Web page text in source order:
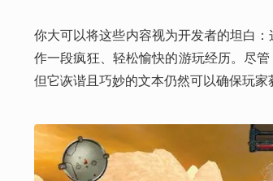
你大可以将这些内容视为开发者的坦白
作一段疯狂、轻松愉快的游玩经历。尽
但它诙谐且巧妙的文本仍然可以确保玩家